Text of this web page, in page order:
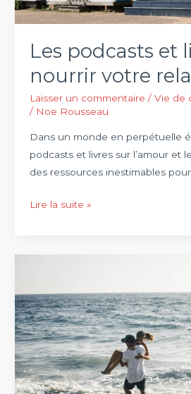
des
politiques
divergentes
?
Les podcasts et
nourrir votre
Laisser un commentaire / Vie de
/ Noe Rousseau
Dans un monde en perpétuelle
podcasts et livres sur l’amour et
des ressources inestimables pour
Les
livres
nourrir
votre
relation
Lire la suite »